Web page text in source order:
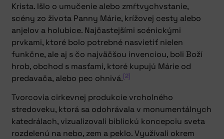
Krista. Išlo o umučenie alebo zmŕtvychvstanie,
scény zo života Panny Márie, krížovej cesty alebo
anjelov a holubice. Najčastejšími scénickými
prvkami, ktoré bolo potrebné nasvietiť nielen
funkčne, ale aj s čo najväčšou invenciou, boli Boží
hrob, obchod s masťami, ktoré kupujú Márie od
predavača, alebo pec ohnivá.[2]
Tvorcovia cirkevnej produkcie vrcholného
stredoveku, ktorá sa odohrávala v monumentálnych
katedrálach, vizualizovali biblickú koncepciu sveta
rozdelenú na nebo, zem a peklo. Využívali okrem